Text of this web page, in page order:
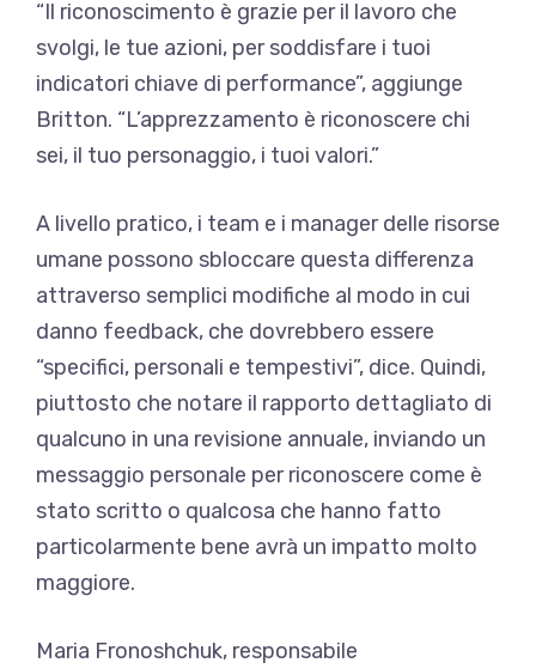
“Il riconoscimento è grazie per il lavoro che
svolgi, le tue azioni, per soddisfare i tuoi
indicatori chiave di performance”, aggiunge
Britton. “L’apprezzamento è riconoscere chi
sei, il tuo personaggio, i tuoi valori.”
A livello pratico, i team e i manager delle risorse
umane possono sbloccare questa differenza
attraverso semplici modifiche al modo in cui
danno feedback, che dovrebbero essere
“specifici, personali e tempestivi”, dice. Quindi,
piuttosto che notare il rapporto dettagliato di
qualcuno in una revisione annuale, inviando un
messaggio personale per riconoscere come è
stato scritto o qualcosa che hanno fatto
particolarmente bene avrà un impatto molto
maggiore.
Maria Fronoshchuk, responsabile